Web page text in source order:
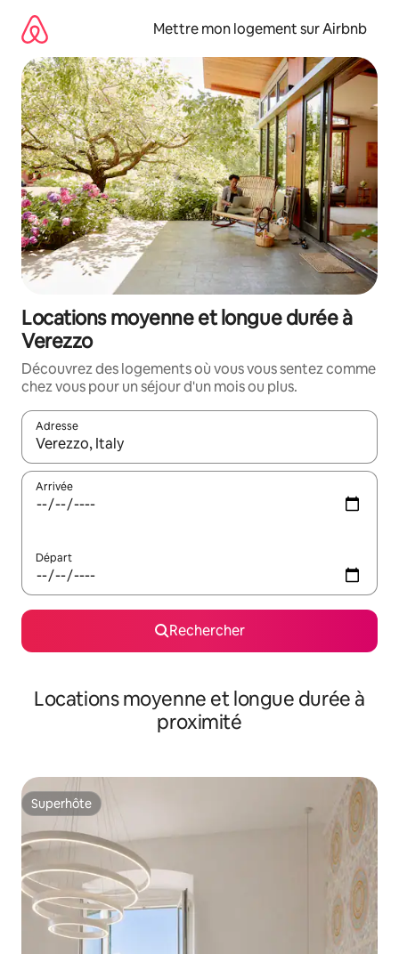
directement
contenu
Mettre mon logement sur Airbnb
Locations moyenne et longue durée à
Verezzo
Découvrez des logements où vous vous sentez comme
chez vous pour un séjour d'un mois ou plus.
Adresse
Lorsque les résultats s'affichent, utilisez les flèches vers le
Arrivée
Départ
Rechercher
Locations moyenne et longue durée à
proximité
Superhôte
Superhôte